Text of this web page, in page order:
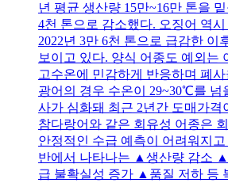
년 평균 생산량 15만~16만 톤을
4천 톤으로 감소했다. 오징어 역시
2022년 3만 6천 톤으로 급감한 이
보이고 있다. 양식 어종도 예외는
고수온에 민감하게 반응하며 폐
광어의 경우 수온이 29~30℃를 넘
사가 심화돼 최근 2년간 도매가격
참다랑어와 같은 회유성 어종은
안정적인 수급 예측이 어려워지
반에서 나타나는 ▲생산량 감소
급 불확실성 증가 ▲품질 저하 등